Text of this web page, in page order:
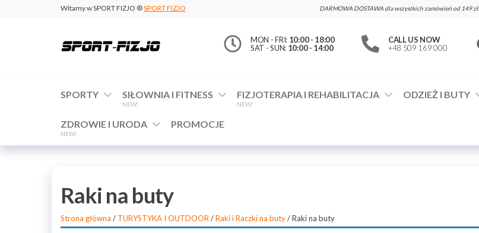
Witamy w SPORT FIZJO ®SPORT FIZJO DARMOWA DOSTAWA dla wszystkich zamówień od 149 zł.
www.sport-
fizjo.com
MON - FRI: 10:00 - 18:00
SAT - SUN: 10:00 - 14:00
CALL US NOW
+48 509 169 000
SPORTY SIŁOWNIA I FITNESS
NEW!
FIZJOTERAPIA I REHABILITACJA
NEW!
ODZIEŻ I BUTY
ZDROWIE I URODA
NEW!
PROMOCJE
Raki na buty
Strona główna / TURYSTYKA I OUTDOOR /Raki i Raczki na buty/ Raki na buty